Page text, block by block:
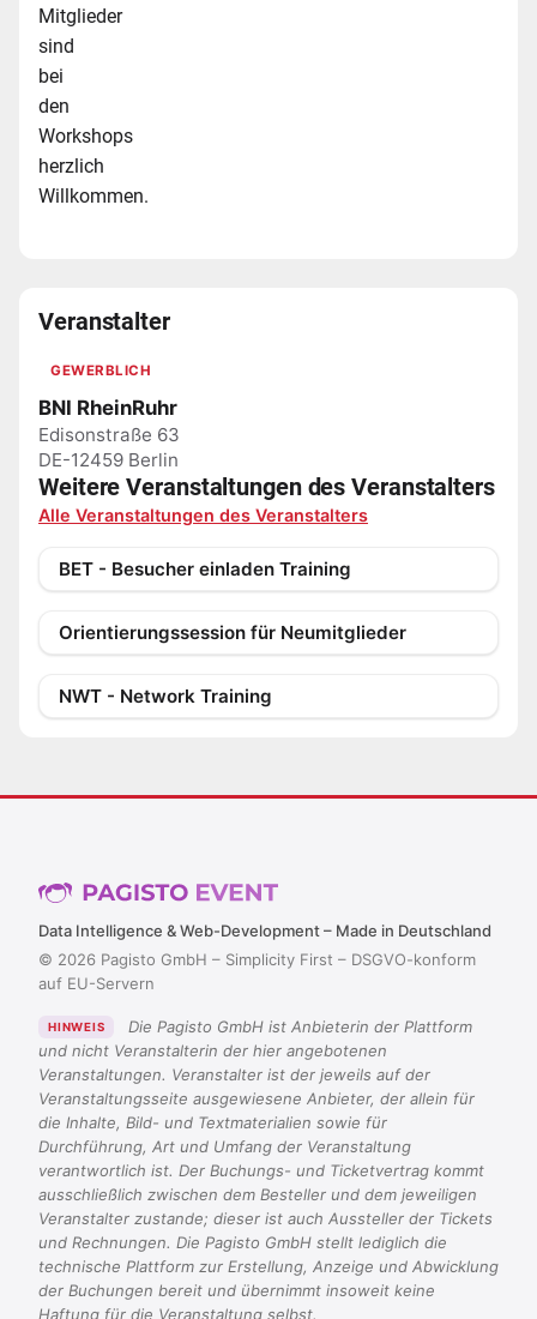
Mitglieder
sind
bei
den
Workshops
herzlich
Willkommen.
Veranstalter
GEWERBLICH
BNI RheinRuhr
Edisonstraße 63
DE-12459 Berlin
Weitere Veranstaltungen des Veranstalters
Alle Veranstaltungen des Veranstalters
BET - Besucher einladen Training
Orientierungssession für Neumitglieder
NWT - Network Training
Data Intelligence & Web-Development – Made in Deutschland
© 2026 Pagisto GmbH – Simplicity First – DSGVO-konform
auf EU-Servern
HINWEIS
Die Pagisto GmbH ist Anbieterin der Plattform
und nicht Veranstalterin der hier angebotenen
Veranstaltungen. Veranstalter ist der jeweils auf der
Veranstaltungsseite ausgewiesene Anbieter, der allein für
die Inhalte, Bild- und Textmaterialien sowie für
Durchführung, Art und Umfang der Veranstaltung
verantwortlich ist. Der Buchungs- und Ticketvertrag kommt
ausschließlich zwischen dem Besteller und dem jeweiligen
Veranstalter zustande; dieser ist auch Aussteller der Tickets
und Rechnungen. Die Pagisto GmbH stellt lediglich die
technische Plattform zur Erstellung, Anzeige und Abwicklung
der Buchungen bereit und übernimmt insoweit keine
Haftung für die Veranstaltung selbst.